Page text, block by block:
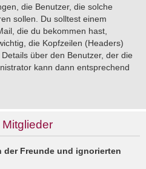
die Benutzer, die solche
sollen. Du solltest einem
die du bekommen hast,
die Kopfzeilen (Headers)
über den Benutzer, der die
kann dann entsprechend
Freunde und ignorierten